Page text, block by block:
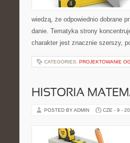
wiedzą, że odpowiednio dobrane
danie. Tematyka strony
charakter jest znacznie szerszy,
CATEGORIES: PROJEKTOWANIE
HISTORIA
POSTED BY ADMIN CZE - 9 -